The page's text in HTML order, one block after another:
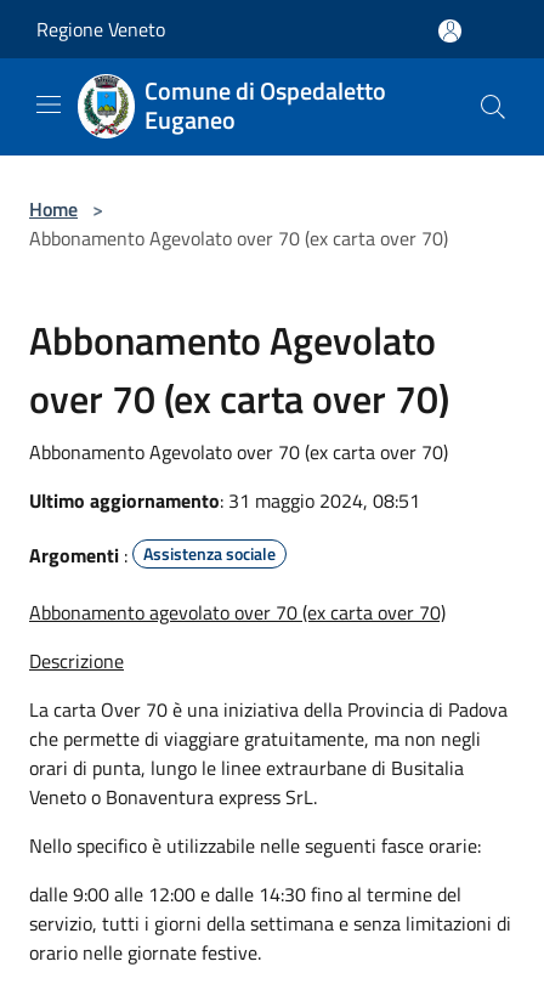
Regione Veneto
Comune di Ospedaletto
Euganeo
Home >
Abbonamento Agevolato over 70 (ex carta over 70)
Abbonamento Agevolato
over 70 (ex carta over 70)
Abbonamento Agevolato over 70 (ex carta over 70)
Ultimo aggiornamento: 31 maggio 2024, 08:51
Argomenti : Assistenza sociale
Abbonamento agevolato over 70 (ex carta over 70)
Descrizione
La carta Over 70 è una iniziativa della Provincia di Padova
che permette di viaggiare gratuitamente, ma non negli
orari di punta, lungo le linee extraurbane di Busitalia
Veneto o Bonaventura express SrL.
Nello specifico è utilizzabile nelle seguenti fasce orarie:
dalle 9:00 alle 12:00 e dalle 14:30 fino al termine del
servizio, tutti i giorni della settimana e senza limitazioni di
orario nelle giornate festive.